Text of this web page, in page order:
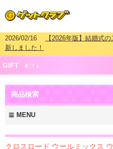
2026/02/16【2026年版】結婚式
新しました！
2026/02/03【2026年版】ゴルフ
2999円編］もらってうれしい人気ラ…
2026/07/15【2026年版】ビンゴ
ング 更新しました！
2026/04/03
2999円編］もらってうれしい人気
GIFT ギフト
商品検索
MENU
クロスロード ウールミックス